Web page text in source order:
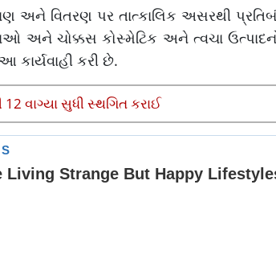
અને વિતરણ પર તાત્કાલિક અસરથી
અને ચોક્કસ કોસ્મેટિક અને ત્વચા
કરી છે.
12 વાગ્યા સુધી સ્થગિત કરાઈ